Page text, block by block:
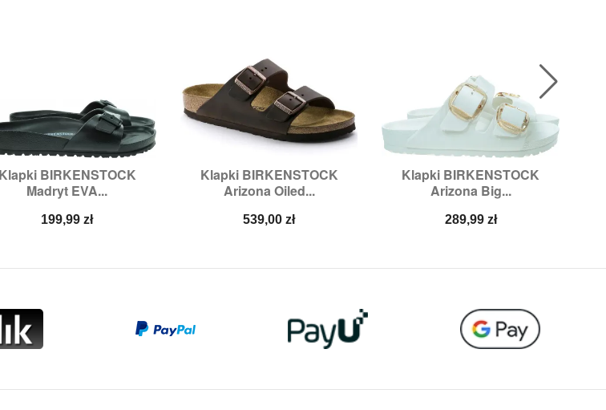
Klapki BIRKENSTOCK
Madryt EVA...
Cena
199,99 zł
Szybki podgląd
Rozmiary:40
Klapki BIRKENSTOCK
Arizona Oiled...
Cena
539,00 zł
Szybki podgląd
Rozmiary:40
Klapki BIRKENSTOCK
Arizona Big...
Cena
289,99 zł
Szybki podgląd
Rozmiary:37,39